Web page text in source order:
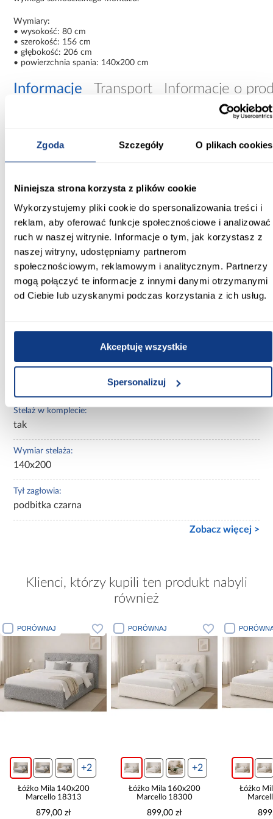
Zgoda Szczegóły O plikach cookies
Niniejsza strona korzysta z plików cookie
Wykorzystujemy pliki cookie do spersonalizowania treści i
reklam, aby oferować funkcje społecznościowe i analizować
ruch w naszej witrynie. Informacje o tym, jak korzystasz z
naszej witryny, udostępniamy partnerom
społecznościowym, reklamowym i analitycznym. Partnerzy
mogą połączyć te informacje z innymi danymi otrzymanymi
od Ciebie lub uzyskanymi podczas korzystania z ich usług.
Akceptuję wszystkie
Spersonalizuj
Wymiary:
• wysokość: 80 cm
• szerokość: 156 cm
• głębokość: 206 cm
• powierzchnia spania: 140x200 cm
Informacje Transport Informacje o
156.00
206.00
Wysokość [cm]:
80.00
Wysokość do siedziska [cm]:
30.00
Powierzchnia spania [cm]:
Materac w komplecie:
Rozmiar materaca [cm]:
Stelaż w komplecie:
tak
Wymiar stelaża:
140x200
Tył zagłowia:
podbitka czarna
Zobacz więcej >
Klienci, którzy kupili ten produkt nabyli
również
PORÓWNAJ
+2
Łóżko Mila 140x200
Marcello 18313
879,00 zł
PORÓWNAJ
+2
Łóżko Mila 160x200
Marcello 18300
899,00 zł
Łóżko